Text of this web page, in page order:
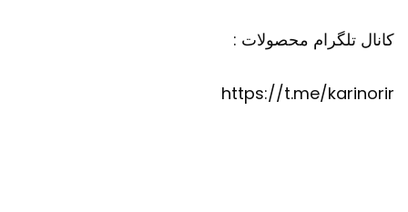
کانال تلگرام محصولات :
https://t.me/karinorir